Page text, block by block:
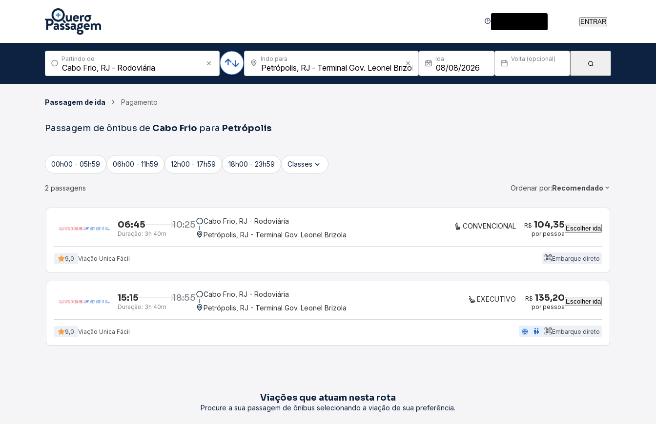
ENTRAR
Partindo de Indo para Ida Volta (opcional)
Passagem de ida Pagamento
Passagem de ônibus de Cabo Frio para Petrópolis
00h00 - 05h59 06h00 - 11h59 12h00 - 17h59 18h00 - 23h59 Classes
2 passagens Ordenar por:Recomendado
06:45 10:25
Duração: 3h 40m
Cabo Frio, RJ - Rodoviária
Petrópolis, RJ - Terminal Gov. Leonel Brizola
CONVENCIONAL R$ 104,35
por pessoa
Escolher ida
9,0 Viação Unica Fácil Embarque direto
15:15 18:55
Duração: 3h 40m
Cabo Frio, RJ - Rodoviária
Petrópolis, RJ - Terminal Gov. Leonel Brizola
EXECUTIVO R$ 135,20
por pessoa
Escolher ida
9,0 Viação Unica Fácil ac_unit wc Embarque direto
Viações que atuam nesta rota
Procure a sua passagem de ônibus selecionando a viação de sua preferência.